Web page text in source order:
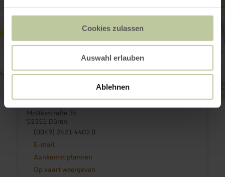
Cookies zulassen
Auswahl erlauben
Ablehnen
Moltkestraße 35
52351 Düren
(0049) 2421 4402 0
E-mail
Aankomst plannen
Op kaart weergeven